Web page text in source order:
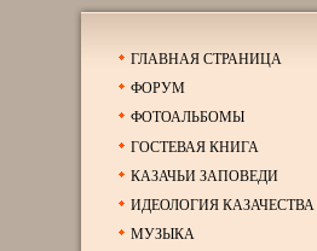
ГЛАВНАЯ СТРАНИЦА
ФОРУМ
ФОТОАЛЬБОМЫ
ГОСТЕВАЯ КНИГА
КАЗАЧЬИ ЗАПОВЕДИ
ИДЕОЛОГИЯ КАЗАЧЕСТВА
МУЗЫКА